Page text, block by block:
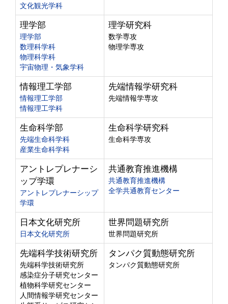
文化観光学科
理学部
理学部
数理科学科
物理科学科
宇宙物理・気象学科
理学研究科
数学専攻
物理学専攻
情報理工学部
情報理工学部
情報理工学科
先端情報学研究科
先端情報学専攻
生命科学部
先端生命科学科
産業生命科学科
生命科学研究科
生命科学専攻
アントレプレナーシ
ップ学環
アントレプレナーシップ
学環
共通教育推進機構
共通教育推進機構
全学共通教育センター
日本文化研究所
日本文化研究所
世界問題研究所
世界問題研究所
先端科学技術研究所
先端科学技術研究所
感染症分子研究センター
植物科学研究センター
人間情報学研究センター
タンパク質動態研究所
タンパク質動態研究所